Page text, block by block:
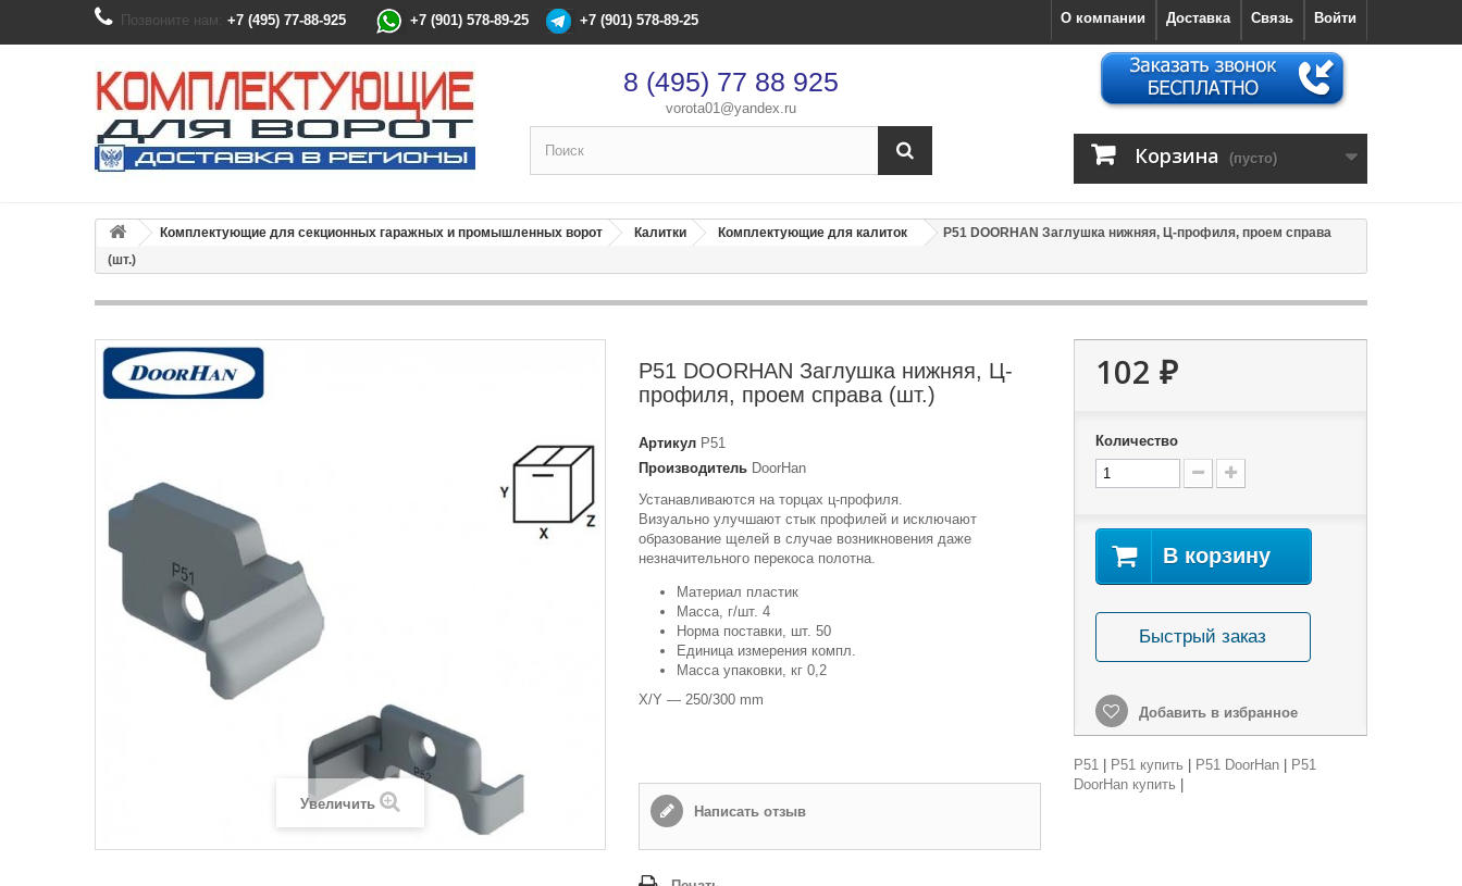
Позвоните нам: +7 (495) 77-88-925 +7 (901) 578-89-25 +7 (901) 578-89-25 Войти
Связь
Доставка
О компании
8 (495) 77 88 925
vorota01@yandex.ru
Корзина (пусто)
Комплектующие для секционных гаражных и промышленных ворот Калитки Комплектующие для калиток
P51 DOORHAN Заглушка нижняя, Ц-профиля, проем справа
(шт.)
Увеличить
P51 DOORHAN Заглушка нижняя, Ц-
профиля, проем справа (шт.)
Артикул P51
Производитель DoorHan
Устанавливаются на торцах ц-профиля.
Визуально улучшают стык профилей и исключают
образование щелей в случае возникновения даже
незначительного перекоса полотна.
Материал пластик
Масса, г/шт. 4
Норма поставки, шт. 50
Единица измерения компл.
Масса упаковки, кг 0,2
X/Y — 250/300 mm
Написать отзыв
102 ₽
Количество
В корзину
Быстрый заказ
Добавить в избранное
P51| P51 купить P51 DoorHan|
P51
DoorHan купить
Оформление заказа
После оформления заказа с вами свяжется менеджер
Имя*
Email
Способ доставки*
оплачивается при получении